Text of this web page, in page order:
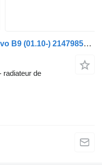
Radiateur de climatisation Volvo B9 (01.10-) 21479852+ pour Volvo B6, B7, B9, B10, B12 bus (1978-2011)
radiateur de